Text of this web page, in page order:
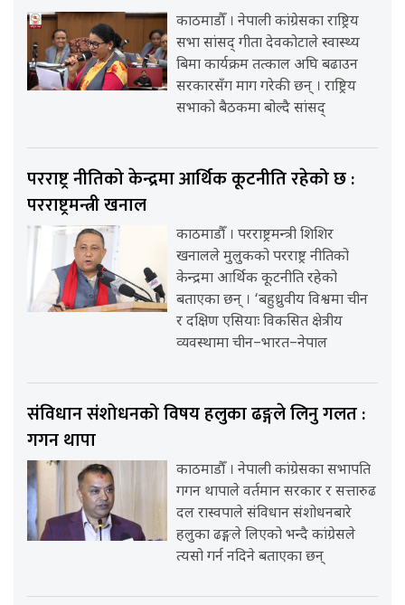
काठमाडौँ । नेपाली कांग्रेसका राष्ट्रिय
सभा सांसद् गीता देवकोटाले स्वास्थ्य
बिमा कार्यक्रम तत्काल अघि बढाउन
सरकारसँग माग गरेकी छन् । राष्ट्रिय
सभाको बैठकमा बोल्दै सांसद्
परराष्ट्र नीतिको केन्द्रमा आर्थिक कूटनीति रहेको छ :
परराष्ट्रमन्त्री खनाल
काठमाडौँ । परराष्ट्रमन्त्री शिशिर
खनालले मुलुकको परराष्ट्र नीतिको
केन्द्रमा आर्थिक कूटनीति रहेको
बताएका छन् । ‘बहुध्रुवीय विश्वमा चीन
र दक्षिण एसियाः विकसित क्षेत्रीय
व्यवस्थामा चीन–भारत–नेपाल
संविधान संशोधनको विषय हलुका ढङ्गले लिनु गलत :
गगन थापा
काठमाडौँ । नेपाली कांग्रेसका सभापति
गगन थापाले वर्तमान सरकार र सत्तारुढ
दल रास्वपाले संविधान संशोधनबारे
हलुका ढङ्गले लिएको भन्दै कांग्रेसले
त्यसो गर्न नदिने बताएका छन्